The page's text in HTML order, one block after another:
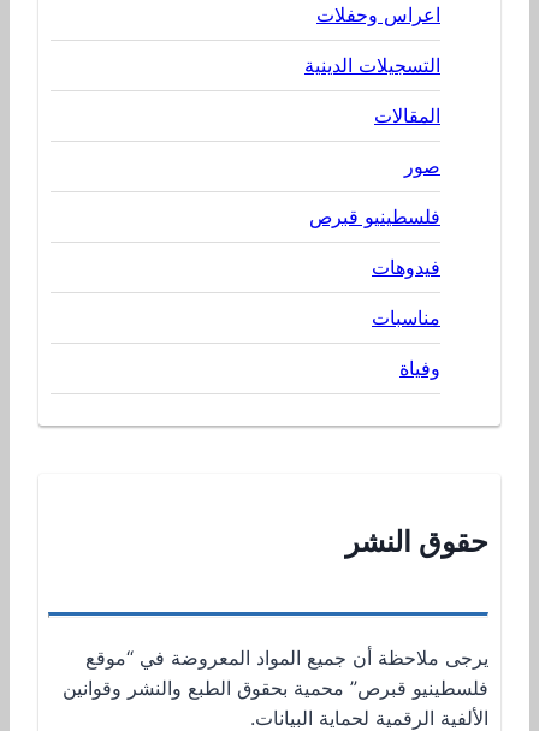
اعراس وحفلات
التسجيلات الدينية
المقالات
صور
فلسطينيو قبرص
فيدوهات
مناسبات
وفياة
حقوق النشر
يرجى ملاحظة أن جميع المواد المعروضة في “موقع
فلسطينيو قبرص” محمية بحقوق الطبع والنشر وقوانين
الألفية الرقمية لحماية البيانات.